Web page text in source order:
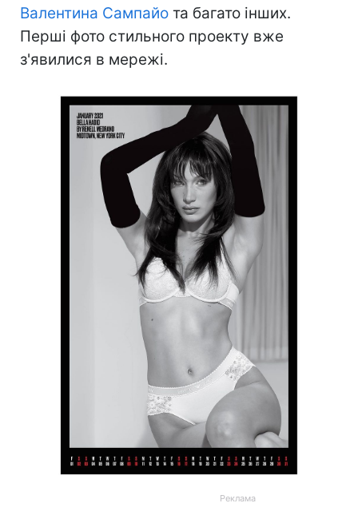
Валентина Сампайо та багато інших.
Перші фото стильного проекту вже
з'явилися в мережі.